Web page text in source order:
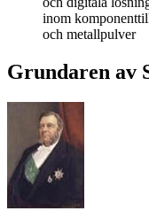
inom
och metallpulver
Grundaren av